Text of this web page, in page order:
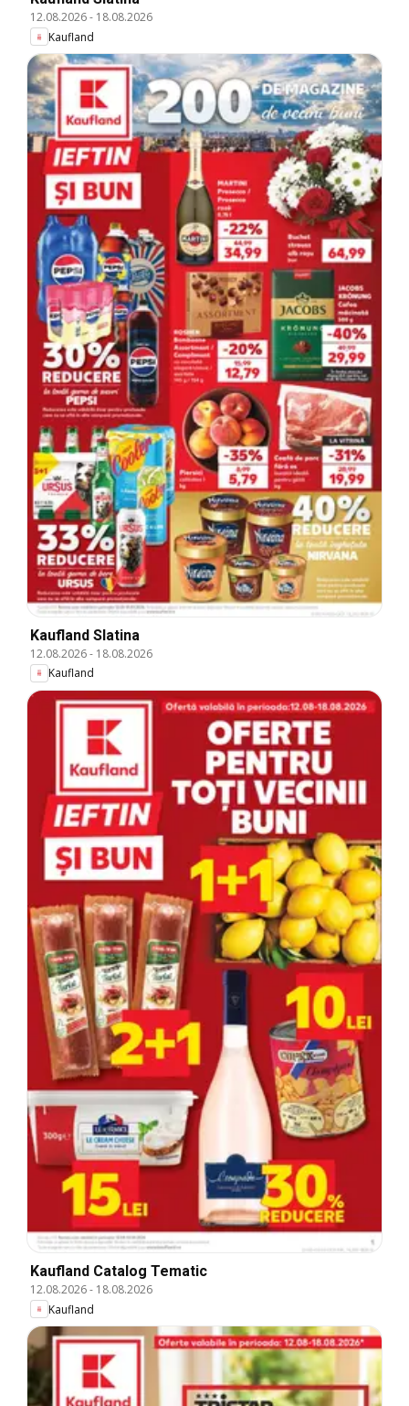
12.08.2026- 18.08.2026
Kaufland
Kaufland Slatina
12.08.2026- 18.08.2026
Kaufland
Kaufland Catalog Tematic
12.08.2026- 18.08.2026
Kaufland